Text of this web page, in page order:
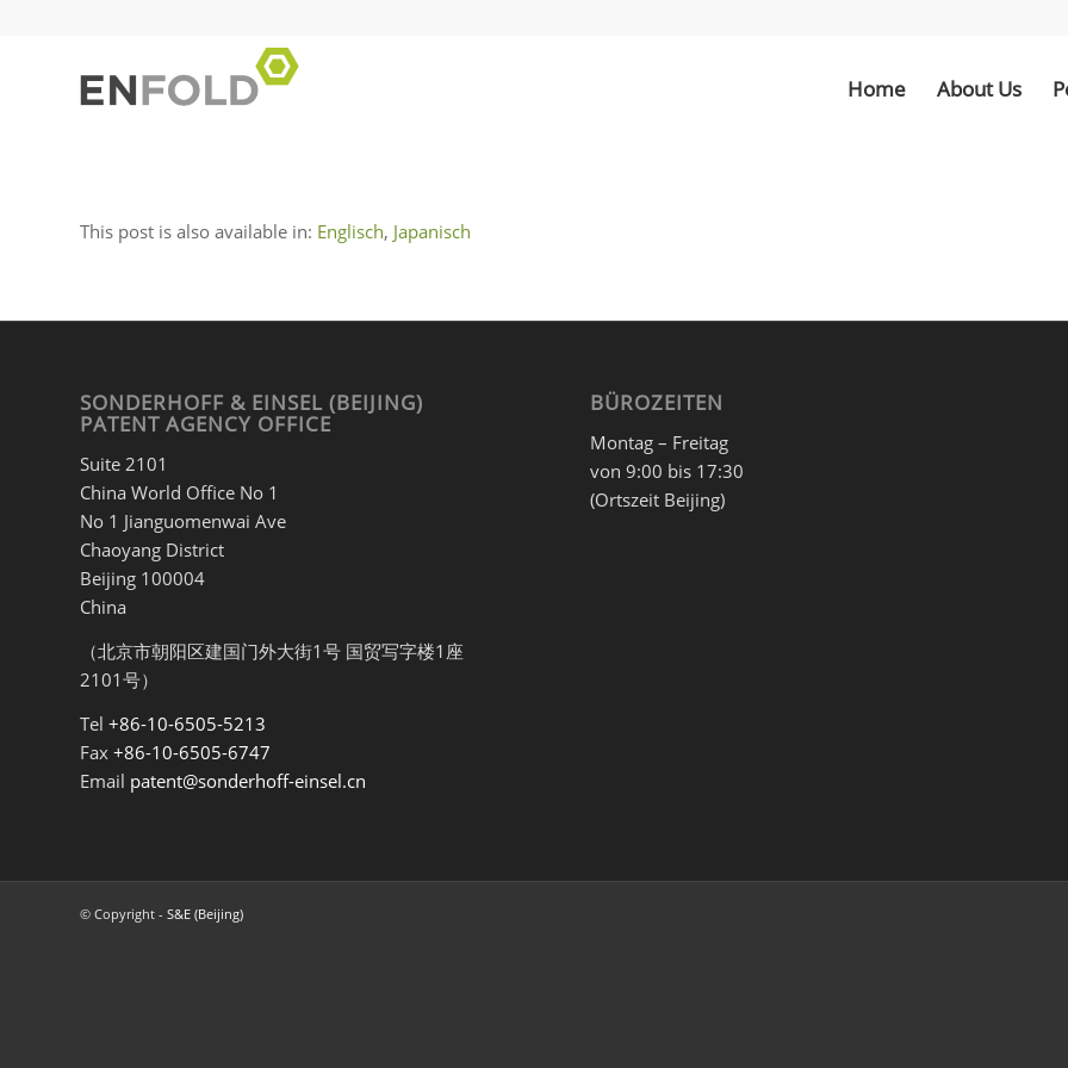
Home About Us
This post is also available in: Englisch Japanisch
SONDERHOFF & EINSEL (BEIJING)
PATENT AGENCY OFFICE
Suite 2101
China World Office No 1
No 1 Jianguomenwai Ave
Chaoyang District
Beijing 100004
China
（北京市朝阳区建国门外大街1号 国贸写字楼1座
2101号）
Tel +86-10-6505-5213
Fax +86-10-6505-6747
Email patent@sonderhoff-einsel.cn
BÜROZEITEN
Montag – Freitag
von 9:00 bis 17:30
(Ortszeit Beijing)
© Copyright - S&E (Beijing)